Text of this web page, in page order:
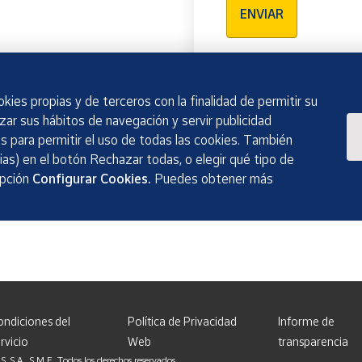
ENVIAR
del
Política de Privacidad
Web
Informe de
transparencia
propias y de terceros con la finalidad de permitir su
sus hábitos de navegación y servir publicidad
para permitir el uso de todas las cookies. También
en el botón Rechazar todas, o elegir qué tipo de
Configurar Cookies. Puedes obtener más